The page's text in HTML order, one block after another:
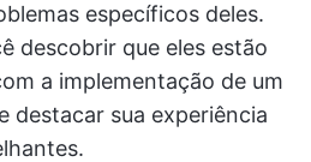
específicos deles.
descobrir que eles estão
a implementação de um
destacar sua experiência